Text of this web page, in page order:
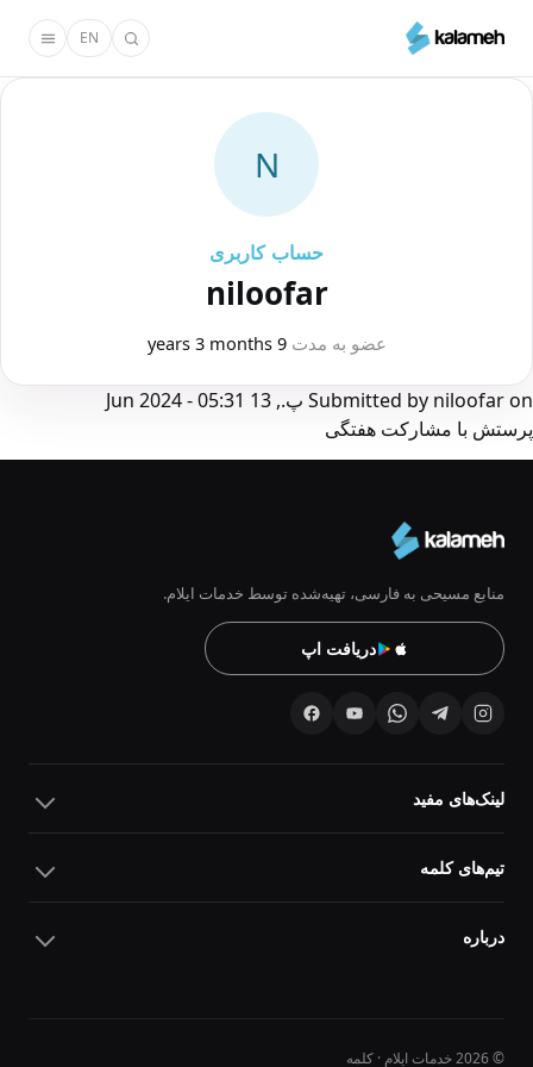
محتوای
اصلی
EN
N
حساب کاربری
niloofar
عضو به مدت 9 years 3 months
Submitted by niloofaron
پ., 13 Jun 2024 - 05:31
پرستش با مشارکت هفتگی
منابع مسیحی به فارسی، تهیه‌شده توسط خدمات ایلام.
دریافت اپ
لینک‌های مفید
تیم‌های کلمه
درباره
© 2026 خدمات ایلام · کلمه